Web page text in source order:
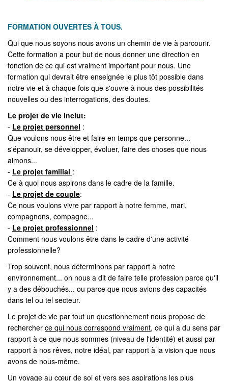
FORMATION OUVERTES À TOUS.
Qui que nous soyons nous avons un chemin de vie à parcourir.
Cette formation a pour but de nous donner une direction en
fonction de ce qui est vraiment important pour nous. Une
formation qui devrait être enseignée le plus tôt possible dans
notre vie et à chaque fois que s'ouvre à nous des possibilités
nouvelles ou des interrogations, des doutes.
Le projet de vie inclut:
- Le projet personnel :
Que voulons nous être et faire en temps que personne...
s'épanouir, se développer, évoluer, faire des choses que nous
aimons...
- Le projet familial :
Ce à quoi nous aspirons dans le cadre de la famille.
- Le projet de couple:
Ce nous voulons vivre par rapport à notre femme, mari,
compagnons, compagne...
- Le projet professionnel :
Comment nous voulons être dans le cadre d'une activité
professionnelle?
Trop souvent, nous déterminons par rapport à notre
environnement... on nous a dit de faire telle profession parce qu'il
y a des débouchés... ou parce que nous avions des capacités
dans tel ou tel secteur.
Le projet de vie par tout un questionnement nous propose de
rechercher ce qui nous correspond vraiment, ce qui a du sens par
rapport à ce que nous sommes (niveau de l'identité) et aussi par
rapport à nos rêves, notre idéal, par rapport à la vision que nous
avons de nous-même.
Un voyage au cœur de soi et vers ses aspirations les plus